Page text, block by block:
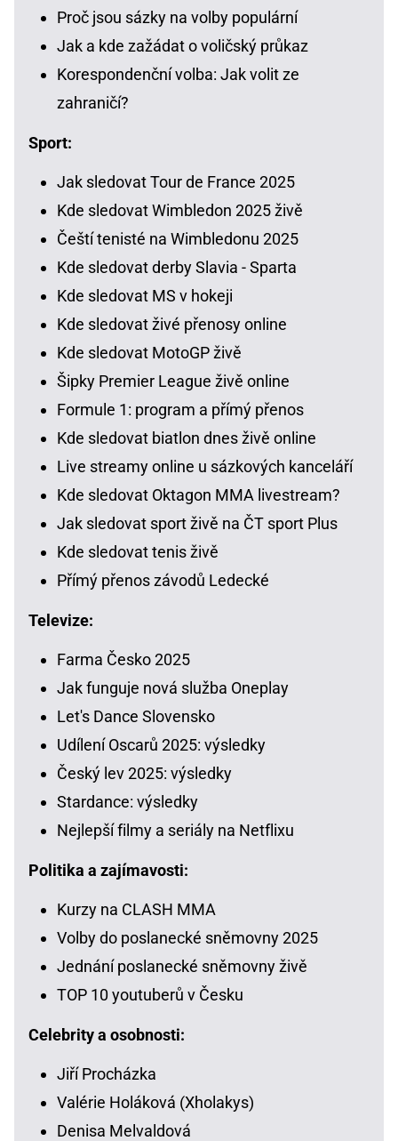
Proč jsou sázky na volby populární
Jak a kde zažádat o voličský průkaz
Korespondenční volba: Jak volit ze
zahraničí?
Sport:
Jak sledovat Tour de France 2025
Kde sledovat Wimbledon 2025 živě
Čeští tenisté na Wimbledonu 2025
Kde sledovat derby Slavia - Sparta
Kde sledovat MS v hokeji
Kde sledovat živé přenosy online
Kde sledovat MotoGP živě
Šipky Premier League živě online
Formule 1: program a přímý přenos
Kde sledovat biatlon dnes živě online
Live streamy online u sázkových kanceláří
Kde sledovat Oktagon MMA livestream?
Jak sledovat sport živě na ČT sport Plus
Kde sledovat tenis živě
Přímý přenos závodů Ledecké
Televize:
Farma Česko 2025
Jak funguje nová služba Oneplay
Let's Dance Slovensko
Udílení Oscarů 2025: výsledky
Český lev 2025: výsledky
Stardance: výsledky
Nejlepší filmy a seriály na Netflixu
Politika a zajímavosti:
Kurzy na CLASH MMA
Volby do poslanecké sněmovny 2025
Jednání poslanecké sněmovny živě
TOP 10 youtuberů v Česku
Celebrity a osobnosti:
Jiří Procházka
Valérie Holáková (Xholakys)
Denisa Melvaldová